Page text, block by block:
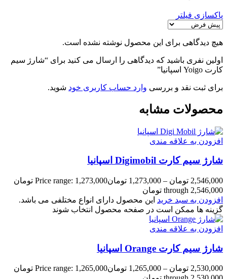
پاکسازی فیلتر
هیچ دیدگاهی برای این محصول نوشته نشده است.
اولین نفری باشید که دیدگاهی را ارسال می کنید برای “شارژ سیم
کارت Yoigo اسپانیا”
برای ثبت نقد و بررسی وارد حساب کاربری خود شوید.
محصولات مشابه
افزودن به علاقه مندی
شارژ سیم کارت Digimobil اسپانیا
2,546,000 تومان –
1,273,000 تومان
Price range: 1,273,000 تومان
through 2,546,000 تومان
افزودن به سبد خرید این محصول دارای انواع مختلفی می باشد.
گزینه ها ممکن است در صفحه محصول انتخاب شوند
افزودن به علاقه مندی
شارژ سیم کارت Orange اسپانیا
2,530,000 تومان –
1,265,000 تومان
Price range: 1,265,000 تومان